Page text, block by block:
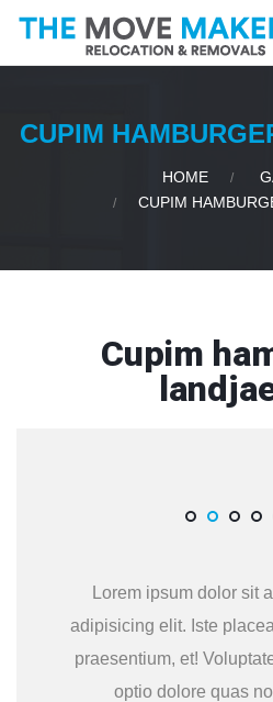
CUPIM
HOME
CUPIM
Cupim
Lorem ipsum dolor sit
adipisicing elit. Iste
praesentium, et!
optio dolore quas